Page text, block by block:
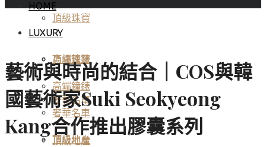
頂級珠寶
高端鐘錶
奢華名車
頂級地產
HOME
LUXURY
頂級珠寶
高端鐘錶
奢華名車
頂級地產
藝術與時尚的結合｜COS與韓
國藝術家Suki Seokyeong
Kang合作推出膠囊系列